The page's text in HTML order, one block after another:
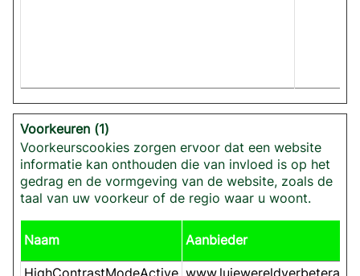
Voorkeuren (1)
Voorkeurscookies zorgen ervoor dat een website
informatie kan onthouden die van invloed is op het
gedrag en de vormgeving van de website, zoals de
taal van uw voorkeur of de regio waar u woont.
Naam Aanbieder
HighContrastModeActive